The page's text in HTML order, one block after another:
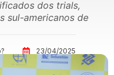
dos trials,
sul-americanos de
23/04/2025